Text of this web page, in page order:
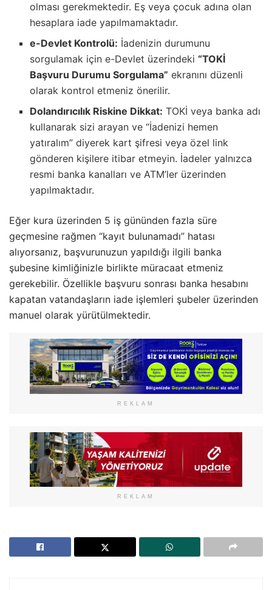
olması gerekmektedir. Eş veya çocuk adına olan
hesaplara iade yapılmamaktadır.
e-Devlet Kontrolü: İadenizin durumunu
sorgulamak için e-Devlet üzerindeki“TOKİ
Başvuru Durumu Sorgulama” ekranını düzenli
olarak kontrol etmeniz önerilir.
Dolandırıcılık Riskine Dikkat: TOKİ veya banka adı
kullanarak sizi arayan ve “İadenizi hemen
yatıralım” diyerek kart şifresi veya özel link
gönderen kişilere itibar etmeyin. İadeler yalnızca
resmi banka kanalları ve ATM’ler üzerinden
yapılmaktadır.
Eğer kura üzerinden 5 iş gününden fazla süre
geçmesine rağmen “kayıt bulunamadı” hatası
alıyorsanız, başvurunuzun yapıldığı ilgili banka
şubesine kimliğinizle birlikte müracaat etmeniz
gerekebilir. Özellikle başvuru sonrası banka hesabını
kapatan vatandaşların iade işlemleri şubeler üzerinden
manuel olarak yürütülmektedir.
REKLAM
REKLAM